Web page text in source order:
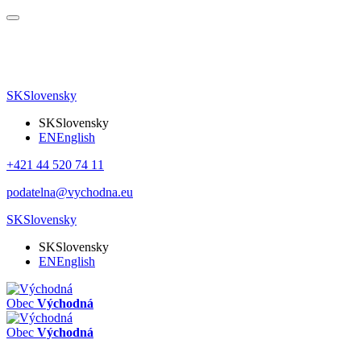
SKSlovensky
SKSlovensky
ENEnglish
+421 44 520 74 11
podatelna@vychodna.eu
SKSlovensky
SKSlovensky
ENEnglish
Obec Východná
Obec Východná